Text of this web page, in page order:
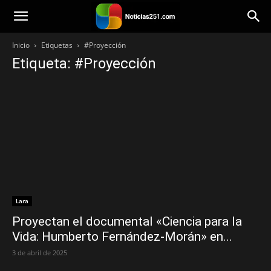
Noticias251
Inicio Etiquetas #Proyección
Etiqueta: #Proyección
Lara
Proyectan el documental «Ciencia para la
Vida: Humberto Fernández-Morán» en...
3 de abril de 2025